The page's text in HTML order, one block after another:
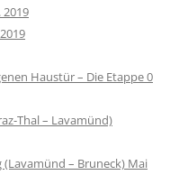
2019
Haustür – Die Etappe 0
Thal – Lavamünd)
– Bruneck) Mai